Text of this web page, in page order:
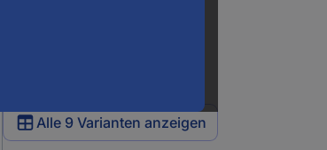
Alle 9 Varianten anzeigen